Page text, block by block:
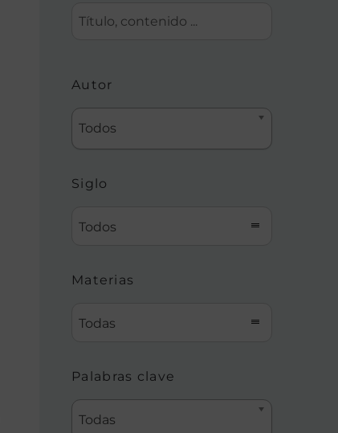
Autor
Todos
Siglo
Todos
Materias
Todas
Palabras clave
Todas